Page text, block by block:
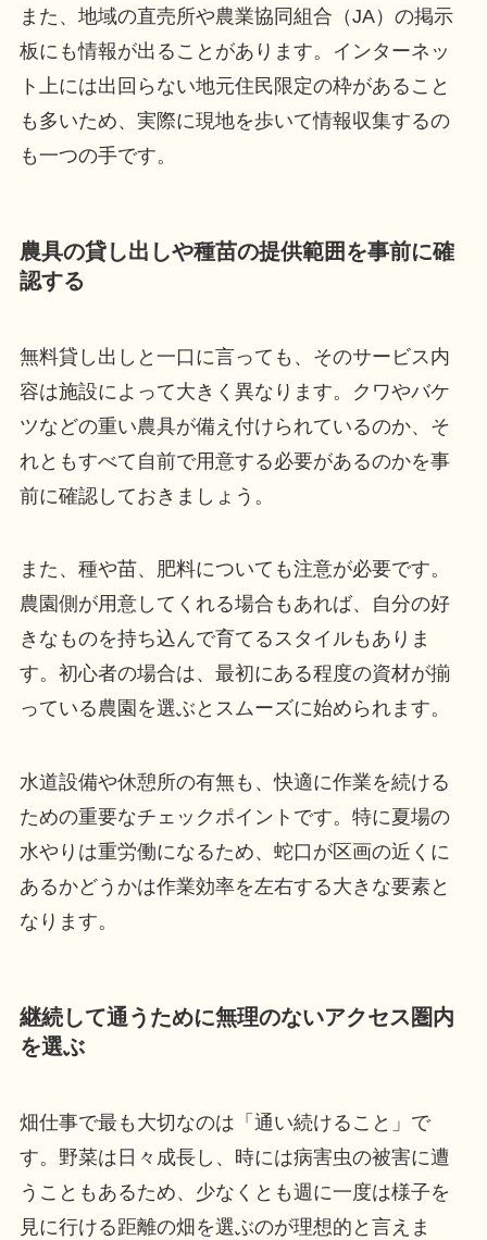
また、地域の直売所や農業協同組合（JA）の掲示
板にも情報が出ることがあります。インターネッ
ト上には出回らない地元住民限定の枠があること
も多いため、実際に現地を歩いて情報収集するの
も一つの手です。
農具の貸し出しや種苗の提供範囲を事前に確
認する
無料貸し出しと一口に言っても、そのサービス内
容は施設によって大きく異なります。クワやバケ
ツなどの重い農具が備え付けられているのか、そ
れともすべて自前で用意する必要があるのかを事
前に確認しておきましょう。
また、種や苗、肥料についても注意が必要です。
農園側が用意してくれる場合もあれば、自分の好
きなものを持ち込んで育てるスタイルもありま
す。初心者の場合は、最初にある程度の資材が揃
っている農園を選ぶとスムーズに始められます。
水道設備や休憩所の有無も、快適に作業を続ける
ための重要なチェックポイントです。特に夏場の
水やりは重労働になるため、蛇口が区画の近くに
あるかどうかは作業効率を左右する大きな要素と
なります。
継続して通うために無理のないアクセス圏内
を選ぶ
畑仕事で最も大切なのは「通い続けること」で
す。野菜は日々成長し、時には病害虫の被害に遭
うこともあるため、少なくとも週に一度は様子を
見に行ける距離の畑を選ぶのが理想的と言えま